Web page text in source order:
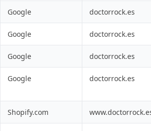
Google doctorrock.es
Google doctorrock.es
Google doctorrock.es
Google doctorrock.es
Shopify.com